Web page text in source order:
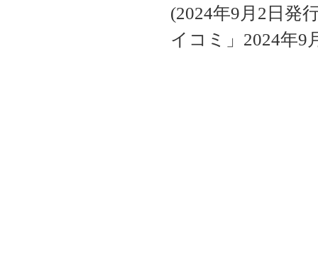
(2024年9月2日発
イコミ」2024年9